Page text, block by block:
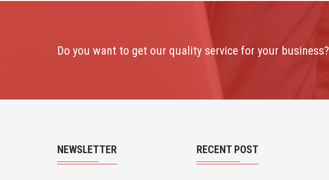
Do you want to get our quality service for your business?
NEWSLETTER RECENT POST